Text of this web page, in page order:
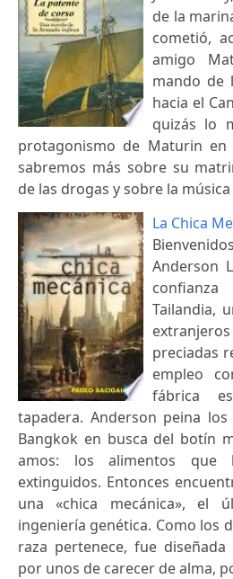
de la
cometió,
amigo
mando de
hacia el
quizás lo
protagonismo de Maturin
sabremos más sobre su
de las drogas y sobre la
La Chica
Anderson
Tailandia,
preciadas
empleo
fábrica
tapadera. Anderson peina
Bangkok en busca del botín
amos: los alimentos que
extinguidos. Entonces
una «chica mecánica», el
ingeniería genética. Como los
raza pertenece, fue diseñada
por unos de carecer de alma,